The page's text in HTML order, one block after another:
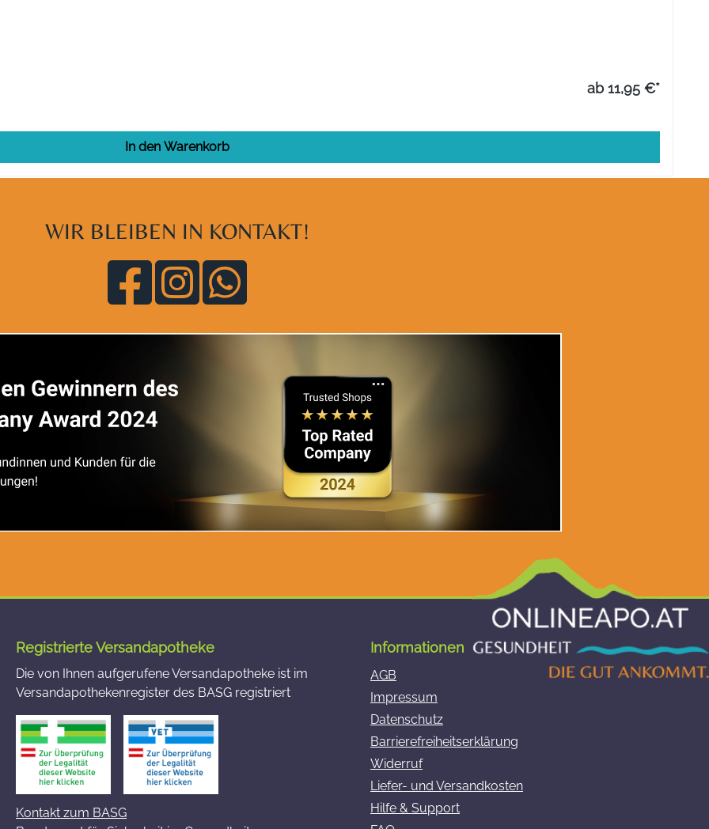
ab 11,95 €*
In den Warenkorb
WIR BLEIBEN IN KONTAKT!
Registrierte Versandapotheke
Die von Ihnen aufgerufene Versandapotheke ist im
Versandapothekenregister des BASG registriert
Kontakt zum BASG
Informationen
AGB
Impressum
Datenschutz
Barrierefreiheitserklärung
Widerruf
Liefer- und Versandkosten
Hilfe & Support